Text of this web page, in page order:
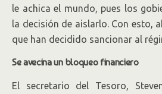
le achica el mundo, pues los
la decisión de aislarlo. Con esto,
que han decidido sancionar al
Se avecina un bloqueo financiero
El secretario del Tesoro,